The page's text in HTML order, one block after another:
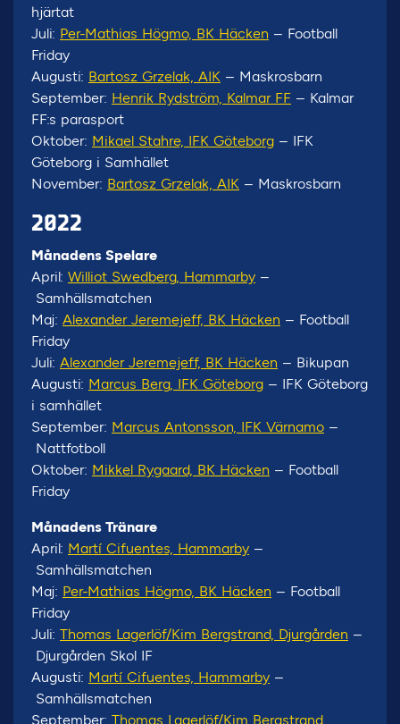
hjärtat
Juli: Per-Mathias Högmo, BK Häcken – Football
Friday
Augusti: Bartosz Grzelak, AIK – Maskrosbarn
September: Henrik Rydström, Kalmar FF – Kalmar
FF:s parasport
Oktober: Mikael Stahre, IFK Göteborg – IFK
Göteborg i Samhället
November: Bartosz Grzelak, AIK – Maskrosbarn
2022
Månadens Spelare
April: Williot Swedberg, Hammarby –
Samhällsmatchen
Maj: Alexander Jeremejeff, BK Häcken – Football
Friday
Juli: Alexander Jeremejeff, BK Häcken – Bikupan
Augusti: Marcus Berg, IFK Göteborg – IFK Göteborg
i samhället
September: Marcus Antonsson, IFK Värnamo –
Nattfotboll
Oktober: Mikkel Rygaard, BK Häcken – Football
Friday
Månadens Tränare
April: Martí Cifuentes, Hammarby –
Samhällsmatchen
Maj: Per-Mathias Högmo, BK Häcken – Football
Friday
Juli: Thomas Lagerlöf/Kim Bergstrand, Djurgården –
Djurgården Skol IF
Augusti: Martí Cifuentes, Hammarby –
Samhällsmatchen
September: Thomas Lagerlöf/Kim Bergstrand,